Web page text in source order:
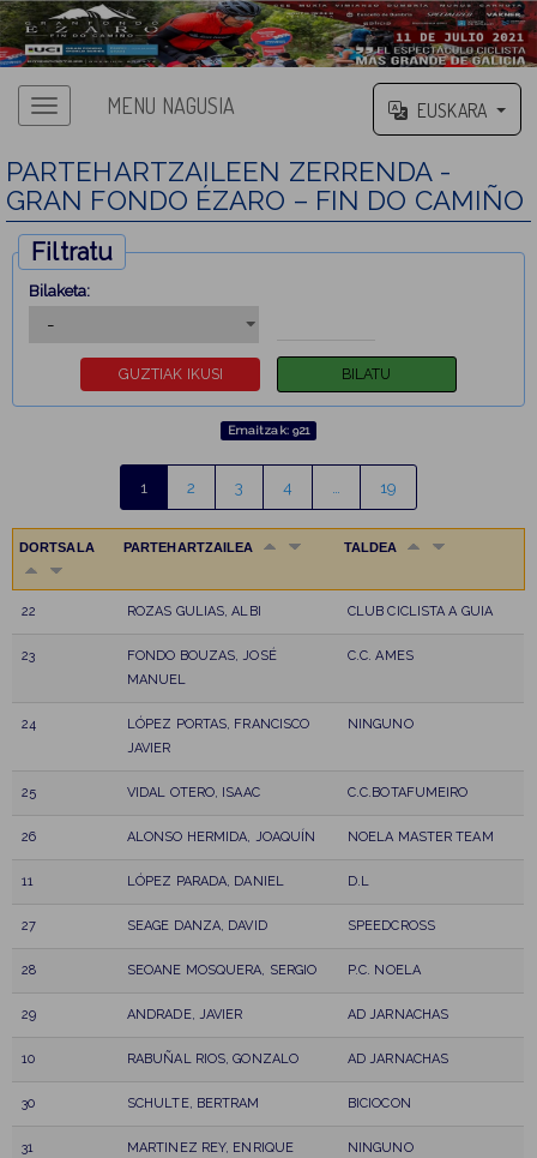
MENU NAGUSIA EUSKARA
PARTEHARTZAILEEN ZERRENDA -
GRAN FONDO ÉZARO – FIN DO CAMIÑO
Filtratu
Bilaketa:
Emaitzak: 921
1 2 3 4 19
DORTSALA PARTEHARTZAILEA TALDEA
22 ROZAS GULIAS, ALBI CLUB CICLISTA A GUIA
23
FONDO BOUZAS, JOSÉ
MANUEL
C.C. AMES
24
LÓPEZ PORTAS, FRANCISCO
JAVIER
NINGUNO
25 VIDAL OTERO, ISAAC C.C.BOTAFUMEIRO
26 ALONSO HERMIDA, JOAQUÍN NOELA MASTER TEAM
11 LÓPEZ PARADA, DANIEL D.L
27 SEAGE DANZA, DAVID SPEEDCROSS
28 SEOANE MOSQUERA, SERGIO P.C. NOELA
29 ANDRADE, JAVIER AD JARNACHAS
10 RABUÑAL RIOS, GONZALO AD JARNACHAS
30 SCHULTE, BERTRAM BICIOCON
31 MARTINEZ REY, ENRIQUE NINGUNO